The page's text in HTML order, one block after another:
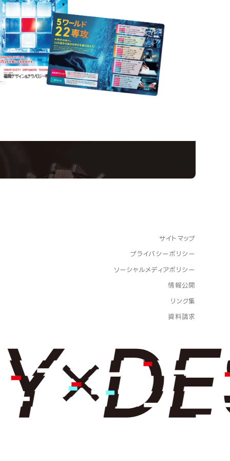
サイトマップ
プライバシーポリシー
ソーシャルメディアポリシー
情報公開
リンク集
資料請求